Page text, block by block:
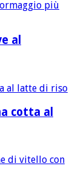
al
cotta al